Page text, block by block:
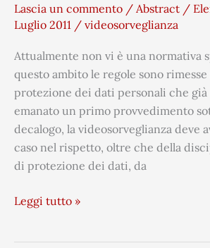
Lascia un commento / Abstract /
Luglio 2011 / videosorveglianza
Attualmente non vi è una normativa
questo ambito le regole sono
protezione dei dati personali che già
emanato un primo provvedimento
decalogo, la videosorveglianza deve
caso nel rispetto, oltre che della
di protezione dei dati, da
sul
luogo
lavoro”
Leggi tutto »